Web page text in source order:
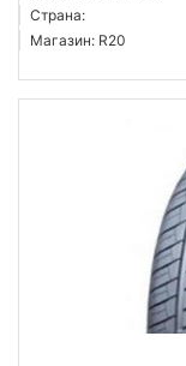
Страна:
Магазин: R20